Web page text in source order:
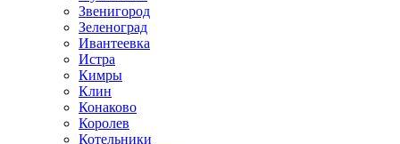
Звенигород
Зеленоград
Ивантеевка
Истра
Кимры
Клин
Конаково
Королев
Котельники